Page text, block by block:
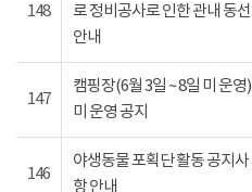
148
로 정비공사로 인한 관내 동선
안내
147
캠핑장(6월 3일 ~ 8일 미 운영)
미 운영 공지
146
야생동물 포획단 활동 공지사
항 안내